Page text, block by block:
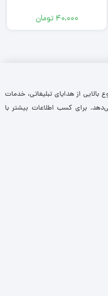
۴۰,۰۰۰ تومان
از هدایای تبلیغاتی، خدمات
برای کسب اطلاعات بیشتر با